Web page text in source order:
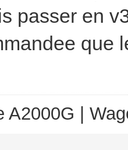
passer en
que
A2000G |